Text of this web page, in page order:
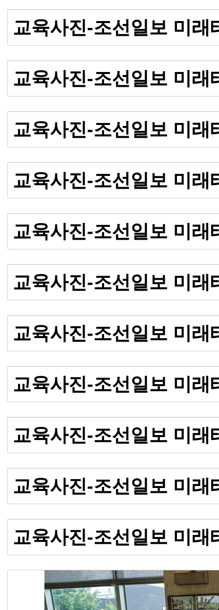
교육사진-조선일보 미
교육사진-조선일보 미
교육사진-조선일보 미
교육사진-조선일보 미
교육사진-조선일보 미
교육사진-조선일보 미
교육사진-조선일보 미
교육사진-조선일보 미
교육사진-조선일보 미
교육사진-조선일보 미
교육사진-조선일보 미